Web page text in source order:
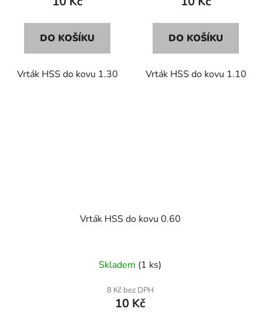
DO KOŠÍKU
Vrták HSS do kovu 1.30
DO KOŠÍKU
Vrták HSS do kovu 1.10
Vrták HSS do kovu 0.60
Skladem (1 ks)
8 Kč bez DPH
10 Kč